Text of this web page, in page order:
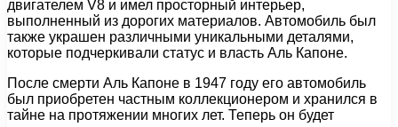
двигателем V8 и имел просторный интерьер,
выполненный из дорогих материалов. Автомобиль был
также украшен различными уникальными деталями,
которые подчеркивали статус и власть Аль Капоне.
После смерти Аль Капоне в 1947 году его автомобиль
был приобретен частным коллекционером и хранился в
тайне на протяжении многих лет. Теперь он будет